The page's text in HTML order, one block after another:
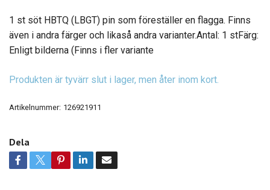
1 st söt HBTQ (LBGT) pin som föreställer en flagga. Finns
även i andra färger och likaså andra varianter.Antal: 1 stFärg:
Enligt bilderna (Finns i fler variante
Produkten är tyvärr slut i lager, men åter inom kort.
Artikelnummer: 126921911
Dela